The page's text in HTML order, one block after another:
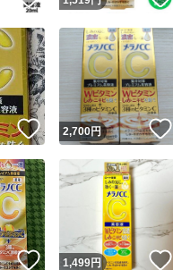
いいね！
2,700円
いいね！
1,499円